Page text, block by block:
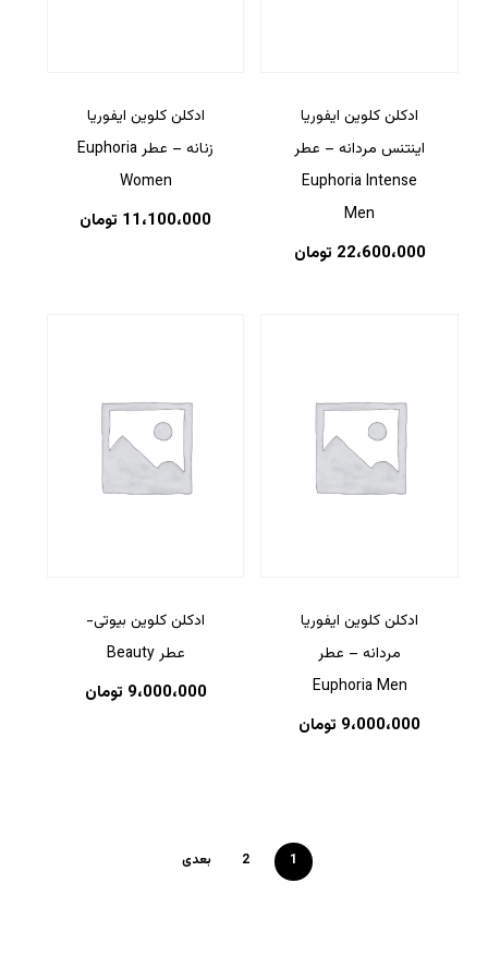
ادکلن کلوین ایفوریا
اینتنس مردانه – عطر
Euphoria Intense
Men
22،600،000 تومان
ادکلن کلوین ایفوریا
زنانه – عطر Euphoria
Women
11،100،000 تومان
ادکلن کلوین ایفوریا
مردانه – عطر
Euphoria Men
9،000،000 تومان
ادکلن کلوین بیوتی-
عطر Beauty
9،000،000 تومان
1
2 بعدی